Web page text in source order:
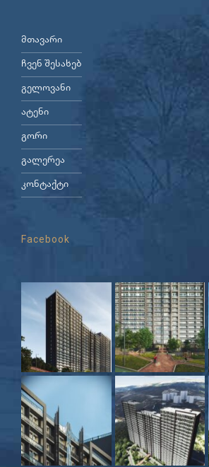
მთავარი
ჩვენ შესახებ
გელოვანი
ატენი
გორი
გალერეა
კონტაქტი
Facebook